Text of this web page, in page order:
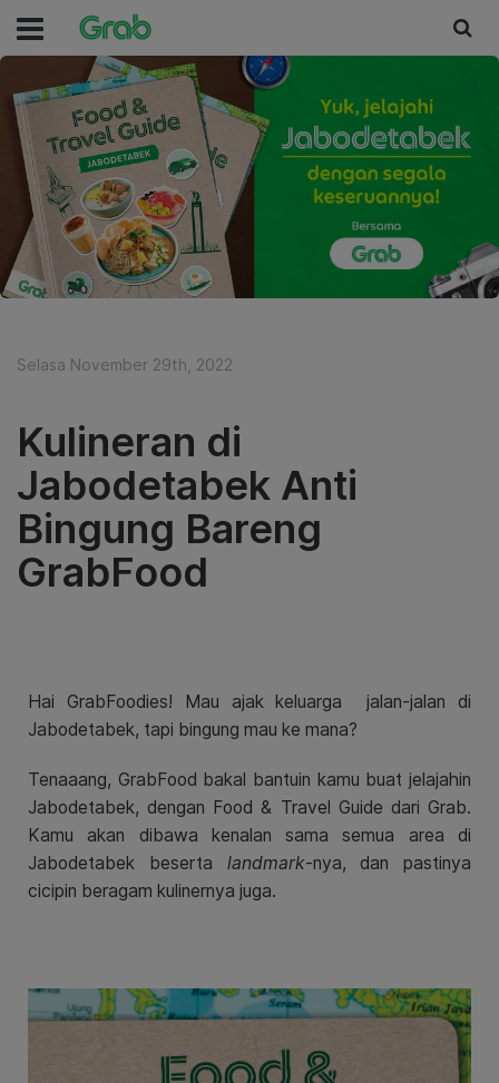
Selasa November 29th, 2022
Kulineran di
Jabodetabek Anti
Bingung Bareng
GrabFood
Hai GrabFoodies! Mau ajak keluarga jalan-jalan di
Jabodetabek, tapi bingung mau ke mana?
Tenaaang, GrabFood bakal bantuin kamu buat jelajahin
Jabodetabek, dengan Food & Travel Guide dari Grab.
Kamu akan dibawa kenalan sama semua area di
Jabodetabek beserta landmark-nya, dan pastinya
cicipin beragam kulinernya juga.